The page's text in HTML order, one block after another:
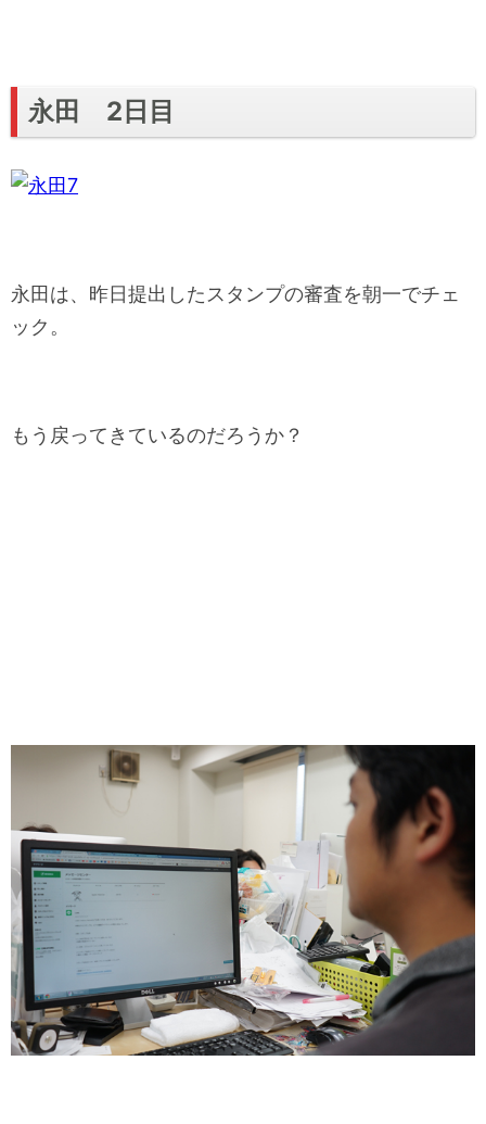
永田 2日目
永田は、昨日提出したスタンプの審査を朝一でチェ
ック。
もう戻ってきているのだろうか？